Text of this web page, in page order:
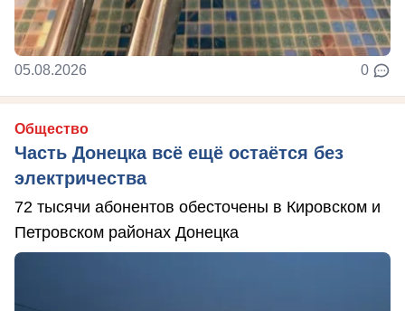
05.08.2026 0
Общество
Часть Донецка всё ещё остаётся без
электричества
72 тысячи абонентов обесточены в Кировском и
Петровском районах Донецка